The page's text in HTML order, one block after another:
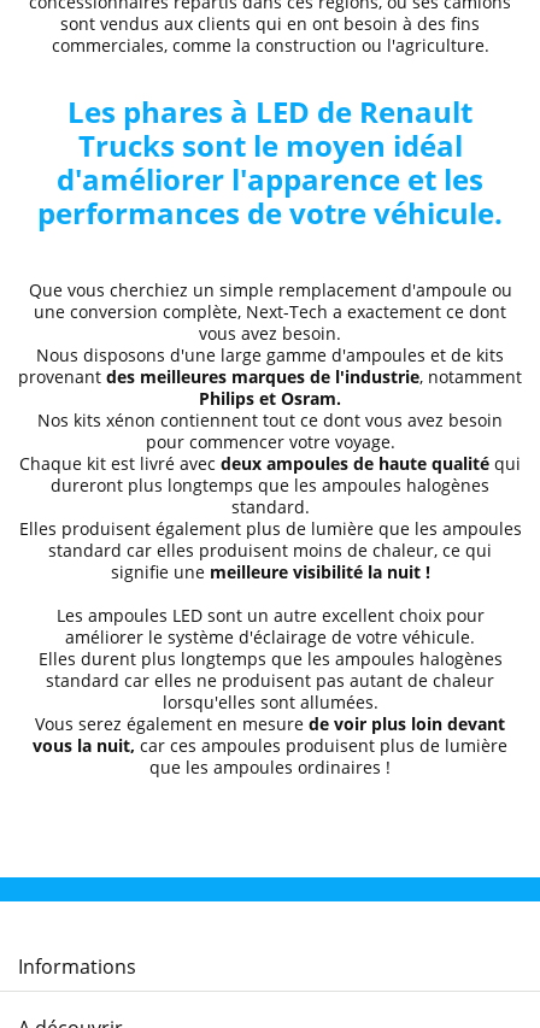
sont vendus aux clients qui en ont besoin à des fins
commerciales, comme la construction ou l'agriculture.
Les phares à LED de Renault
Trucks sont le moyen idéal
d'améliorer l'apparence et les
performances de votre véhicule.
Que vous cherchiez un simple remplacement d'ampoule ou
une conversion complète, Next-Tech a exactement ce dont
vous avez besoin.
Nous disposons d'une large gamme d'ampoules et de kits
provenant des meilleures marques de l'industrie, notamment
Philips et Osram.
Nos kits xénon contiennent tout ce dont vous avez besoin
pour commencer votre voyage.
Chaque kit est livré avec deux ampoules de haute qualité qui
dureront plus longtemps que les ampoules halogènes
standard.
Elles produisent également plus de lumière que les ampoules
standard car elles produisent moins de chaleur, ce qui
signifie une meilleure visibilité la nuit !
Les ampoules LED sont un autre excellent choix pour
améliorer le système d'éclairage de votre véhicule.
Elles durent plus longtemps que les ampoules halogènes
standard car elles ne produisent pas autant de chaleur
lorsqu'elles sont allumées.
Vous serez également en mesure de voir plus loin devant
vous la nuit, car ces ampoules produisent plus de lumière
que les ampoules ordinaires !
Informations